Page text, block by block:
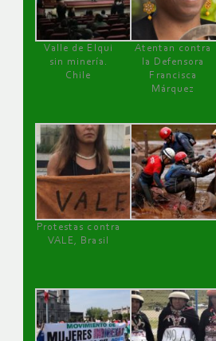
Valle de Elqui
sin minería.
Chile
Atentan contra
la Defensora
Francisca
Márquez
Protestas contra
VALE, Brasil